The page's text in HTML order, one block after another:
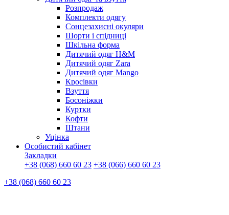
Розпродаж
Комплекти одягу
Сонцезахисні окуляри
Шорти і спідниці
Шкільна форма
Дитячий одяг H&M
Дитячий одяг Zara
Дитячий одяг Mango
Кросівки
Взуття
Босоніжки
Куртки
Кофти
Штани
Уцінка
Особистий кабінет
Закладки
+38 (068) 660 60 23 +38 (066) 660 60 23
+38 (068) 660 60 23